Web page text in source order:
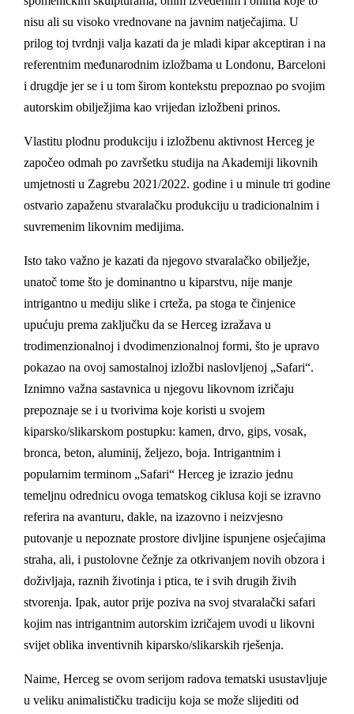
nisu ali su visoko vrednovane na javnim natječajima. U
prilog toj tvrdnji valja kazati da je mladi kipar akceptiran i na
referentnim međunarodnim izložbama u Londonu, Barceloni
i drugdje jer se i u tom širom kontekstu prepoznao po svojim
autorskim obilježjima kao vrijedan izložbeni prinos.
Vlastitu plodnu produkciju i izložbenu aktivnost Herceg je
započeo odmah po završetku studija na Akademiji likovnih
umjetnosti u Zagrebu 2021/2022. godine i u minule tri godine
ostvario zapaženu stvaralačku produkciju u tradicionalnim i
suvremenim likovnim medijima.
Isto tako važno je kazati da njegovo stvaralačko obilježje,
unatoč tome što je dominantno u kiparstvu, nije manje
intrigantno u mediju slike i crteža, pa stoga te činjenice
upućuju prema zaključku da se Herceg izražava u
trodimenzionalnoj i dvodimenzionalnoj formi, što je upravo
pokazao na ovoj samostalnoj izložbi naslovljenoj „Safari“.
Iznimno važna sastavnica u njegovu likovnom izričaju
prepoznaje se i u tvorivima koje koristi u svojem
kiparsko/slikarskom postupku: kamen, drvo, gips, vosak,
bronca, beton, aluminij, željezo, boja. Intrigantnim i
popularnim terminom „Safari“ Herceg je izrazio jednu
temeljnu odrednicu ovoga tematskog ciklusa koji se izravno
referira na avanturu, dakle, na izazovno i neizvjesno
putovanje u nepoznate prostore divljine ispunjene osjećajima
straha, ali, i pustolovne čežnje za otkrivanjem novih obzora i
doživljaja, raznih životinja i ptica, te i svih drugih živih
stvorenja. Ipak, autor prije poziva na svoj stvaralački safari
kojim nas intrigantnim autorskim izričajem uvodi u likovni
svijet oblika inventivnih kiparsko/slikarskih rješenja.
Naime, Herceg se ovom serijom radova tematski usustavljuje
u veliku animalističku tradiciju koja se može slijediti od